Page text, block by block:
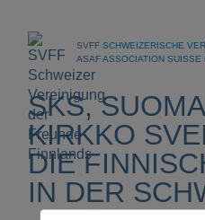
SKS,
KIRKKO
DIE
IN DER
SVFF SCHWEIZERISCHE
ASAFASSOCIATION SUISSE